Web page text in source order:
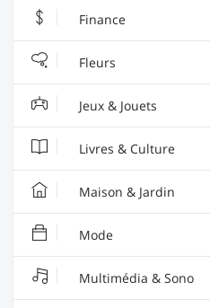
Finance
Fleurs
Jeux & Jouets
Livres & Culture
Maison & Jardin
Mode
Multimédia & Sono